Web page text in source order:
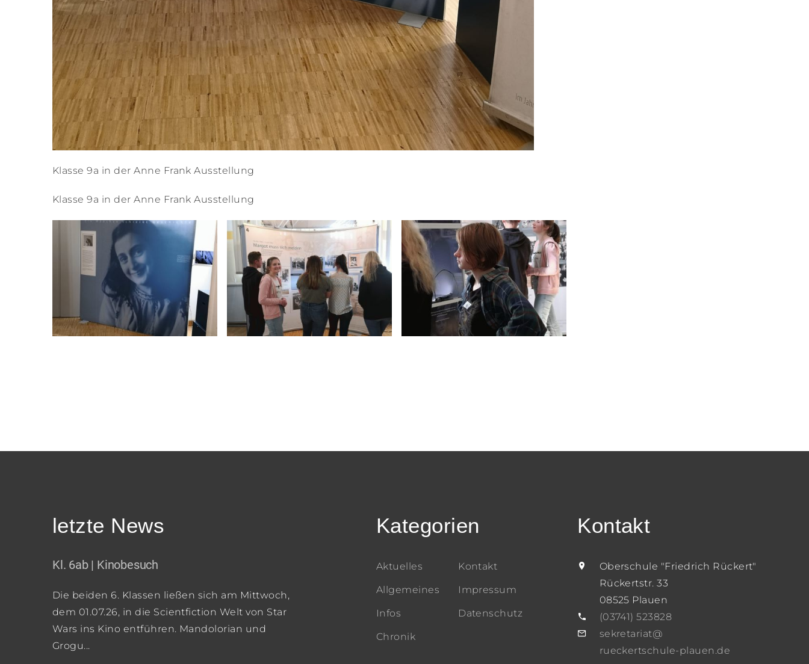
Klasse 9a in der Anne Frank Ausstellung
Klasse 9a in der Anne Frank Ausstellung
letzte News
Kl. 6ab | Kinobesuch
Die beiden 6. Klassen ließen sich am Mittwoch,
dem 01.07.26, in die Scientfiction Welt von Star
Wars ins Kino entführen. Mandolorian und
Grogu...
Kategorien
Aktuelles
Allgemeines
Infos
Chronik
Kontakt
Impressum
Datenschutz
Kontakt
Oberschule "Friedrich Rückert"
Rückertstr. 33
08525 Plauen
(03741) 523828
sekretariat@
rueckertschule-plauen.de